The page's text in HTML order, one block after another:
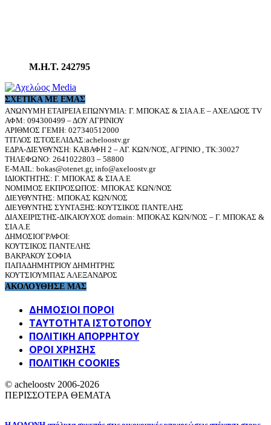
Μ.Η.Τ. 242795
ΣΧΕΤΙΚΆ ΜΕ ΕΜΆΣ
ΑΝΩΝΥΜΗ ΕΤΑΙΡΕΙΑ ΕΠΩΝΥΜΙΑ: Γ. ΜΠΟΚΑΣ & ΣΙΑ Α.Ε – ΑΧΕΛΩΟΣ TV
ΑΦΜ: 094300499 – ΔΟΥ ΑΓΡΙΝΙΟΥ
ΑΡΙΘΜΟΣ ΓΕΜΗ: 027340512000
ΤΙΤΛΟΣ ΙΣΤΟΣΕΛΙΔΑΣ:acheloostv.gr
ΕΔΡΑ-ΔΙΕΥΘΥΝΣΗ: ΚΑΒΑΦΗ 2 – ΑΓ. ΚΩΝ/ΝΟΣ, ΑΓΡΙΝΙΟ , ΤΚ:30027
ΤΗΛΕΦΩΝΟ: 2641022803 – 58800
E-MAIL: bokas@otenet.gr, info@axeloostv.gr
ΙΔΙΟΚΤΗΤΗΣ: Γ. ΜΠΟΚΑΣ & ΣΙΑ Α.Ε
ΝΟΜΙΜΟΣ ΕΚΠΡΟΣΩΠΟΣ: ΜΠΟΚΑΣ ΚΩΝ/ΝΟΣ
ΔΙΕΥΘΥΝΤΗΣ: ΜΠΟΚΑΣ ΚΩΝ/ΝΟΣ
ΔΙΕΥΘΥΝΤΗΣ ΣΥΝΤΑΞΗΣ:ΚΟΥΤΣΙΚΟΣ ΠΑΝΤΕΛΗΣ
ΔΙΑΧΕΙΡΙΣΤΗΣ-ΔΙΚΑΙΟΥΧΟΣ domain: ΜΠΟΚΑΣ ΚΩΝ/ΝΟΣ – Γ. ΜΠΟΚΑΣ &
ΣΙΑ Α.Ε
ΔΗΜΟΣΙΟΓΡΑΦΟΙ:
ΚΟΥΤΣΙΚΟΣ ΠΑΝΤΕΛΗΣ
ΒΑΚΡΑΚΟΥ ΣΟΦΙΑ
ΠΑΠΑΔΗΜΗΤΡΙΟΥ ΔΗΜΗΤΡΗΣ
ΚΟΥΤΣΙΟΥΜΠΑΣ ΑΛΕΞΑΝΔΡΟΣ
ΑΚΟΛΟΥΘΗΣΕ ΜΑΣ
ΔΗΜΟΣΙΟΙ ΠΟΡΟΙ
ΤΑΥΤΌΤΗΤΑ ΙΣΤΌΤΟΠΟΥ
ΠΟΛΙΤΙΚΉ ΑΠΟΡΡΉΤΟΥ
ΌΡΟΙ ΧΡΉΣΗΣ
ΠΟΛΙΤΙΚΗ COOKIES
© acheloostv 2006-2026
ΠΕΡΙΣΣΟΤΕΡΑ ΘΕΜΑΤΑ